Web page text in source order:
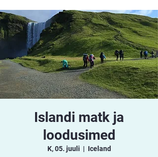
Islandi matk ja
loodusimed
K, 05. juuli
  |
Iceland